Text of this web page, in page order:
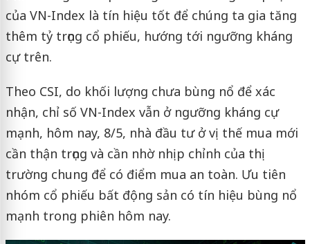
của VN-Index là tín hiệu tốt để chúng ta gia tăng
thêm tỷ trọng cổ phiếu, hướng tới ngưỡng kháng
cự trên.
Theo CSI, do khối lượng chưa bùng nổ để xác
nhận, chỉ số VN-Index vẫn ở ngưỡng kháng cự
mạnh, hôm nay, 8/5, nhà đầu tư ở vị thế mua mới
cần thận trọng và cần nhờ nhịp chỉnh của thị
trường chung để có điểm mua an toàn. Ưu tiên
nhóm cổ phiếu bất động sản có tín hiệu bùng nổ
mạnh trong phiên hôm nay.